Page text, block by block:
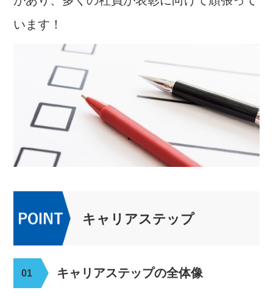
います！
キャリアステップ
キャリアステップの全体像